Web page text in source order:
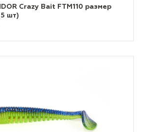
Crazy Bait FTM110 размер
шт)